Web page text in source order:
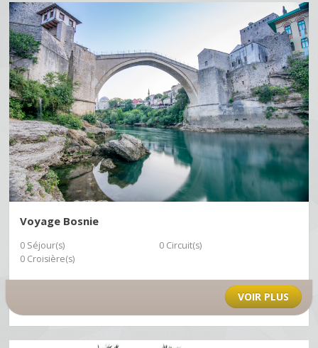
Voyage Bosnie
0 Séjour(s)
0 Circuit(s)
0 Croisière(s)
VOIR PLUS